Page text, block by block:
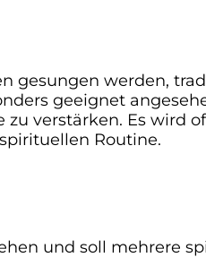
gesungen werden,
geeignet
verstärken. Es wird
Routine.
und soll mehrere